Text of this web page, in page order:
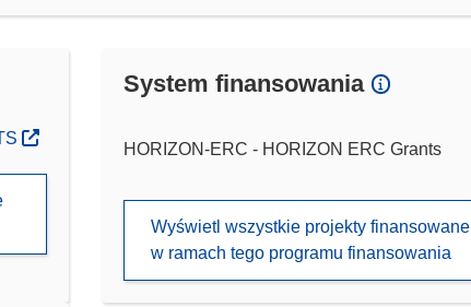
System finansowania
HORIZON-ERC - HORIZON ERC Grants
Wyświetl wszystkie projekty finansowane
w ramach tego programu finansowania